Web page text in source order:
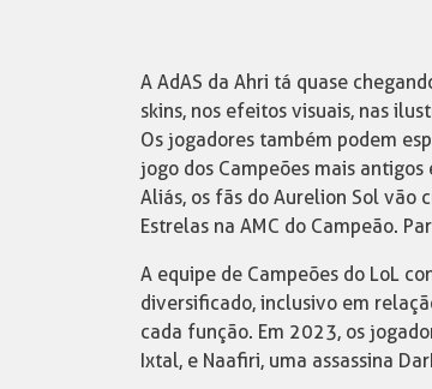
A AdAS da Ahri tá quase
skins, nos efeitos visuais, nas
Os jogadores também podem
jogo dos Campeões mais
Aliás, os fãs do Aurelion Sol
Estrelas na AMC do Campeão.
A equipe de Campeões do LoL
diversificado, inclusivo em
cada função. Em 2023, os
Ixtal, e Naafiri, uma assassina